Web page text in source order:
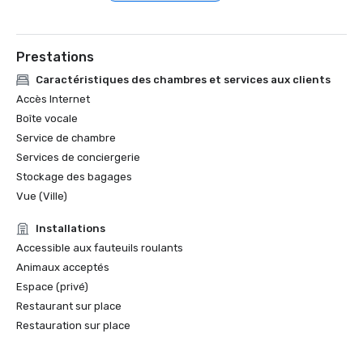
Prestations
Caractéristiques des chambres et services aux clients
Accès Internet
Boîte vocale
Service de chambre
Services de conciergerie
Stockage des bagages
Vue (Ville)
Installations
Accessible aux fauteuils roulants
Animaux acceptés
Espace (privé)
Restaurant sur place
Restauration sur place